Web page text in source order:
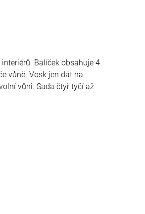
interiérů. Balíček obsahuje 4
vůně. Vosk jen dát na
vůni. Sada čtyř tyčí až